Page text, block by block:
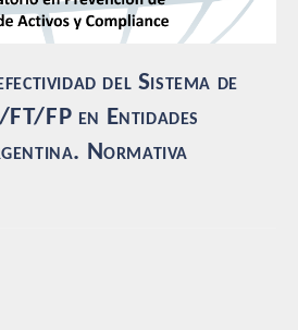
del Sistema de
FP en Entidades
Normativa